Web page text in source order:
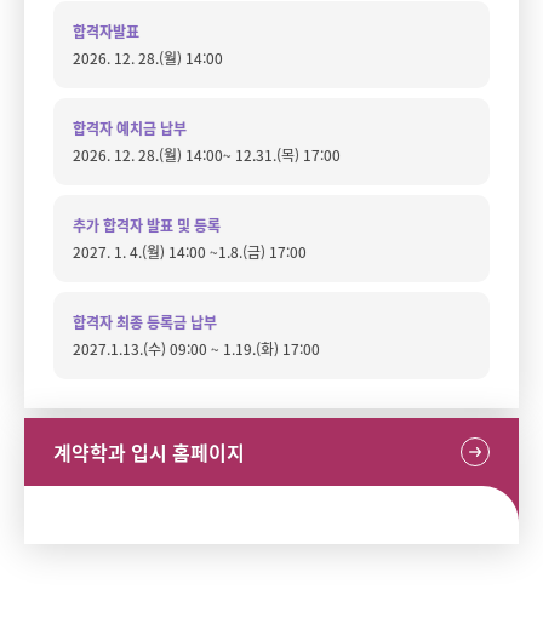
합격자발표
2026. 12. 28.(월) 14:00
합격자 예치금 납부
2026. 12. 28.(월) 14:00~ 12.31.(목) 17:00
추가 합격자 발표 및 등록
2027. 1. 4.(월) 14:00 ~1.8.(금) 17:00
합격자 최종 등록금 납부
2027.1.13.(수) 09:00 ~ 1.19.(화) 17:00
계약학과 입시 홈페이지